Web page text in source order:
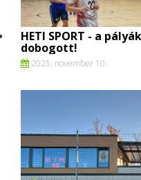
HETI SPORT - a
dobogott!
2025. november 10.